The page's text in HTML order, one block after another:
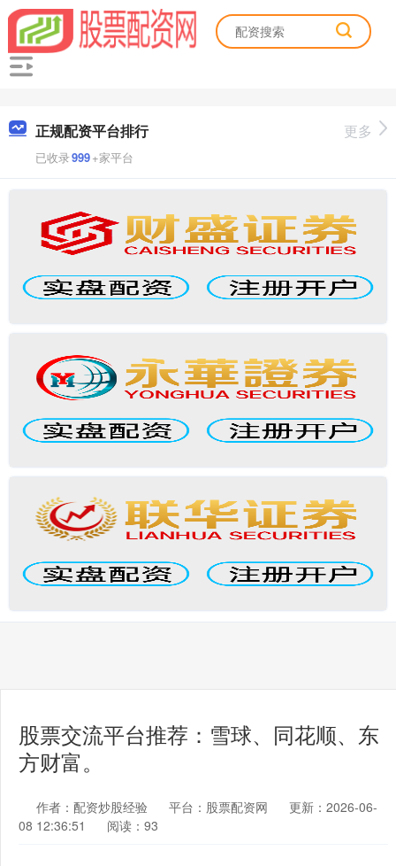
正规配资平台排行
已收录999+家平台
更多
股票交流平台推荐：雪球、同花顺、东
方财富。
作者：配资炒股经验 平台：股票配资网
更新：2026-06-
08 12:36:51
阅读：93